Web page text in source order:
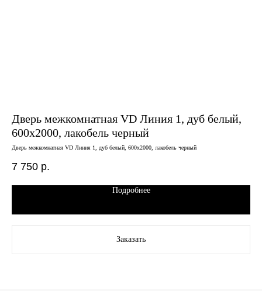
Дверь межкомнатная VD Линия 1, дуб белый,
600х2000, лакобель черный
Дверь межкомнатная VD Линия 1, дуб белый, 600х2000, лакобель черный
7 750 р.
Подробнее
Заказать